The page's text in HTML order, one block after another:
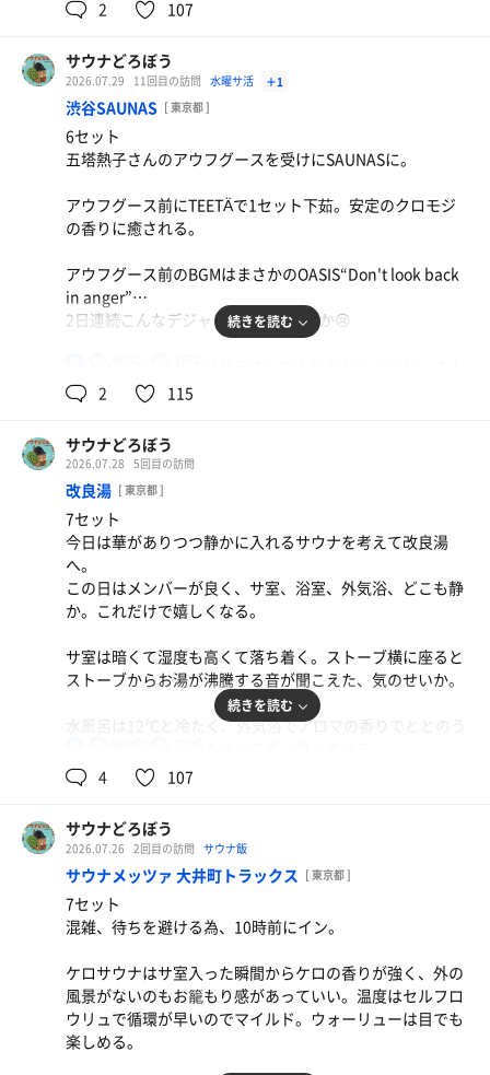
菜餡がジューシー。
ジャンボ餃子
麦茶
ロウリュの説明責任の口上ロングバージョンや、苦しみ、
に終了。
イベント後、スタッフの方が水風呂に板氷投入という心憎
い計らいも素敵だった。
またサンフラワーでパネッパ受けたい。
夜は記憶を失うように爆睡し、朝は目覚めで2セット。清
アジなんだと思う。
2 107
サウナどろぼう
2026.07.29 11回目の訪問 水曜サ活 ＋1
渋谷SAUNAS [ 東京都 ]
6セット
五塔熱子さんのアウフグースを受けにSAUNASに。
アウフグース前にTEETÄで1セット下茹。安定のクロモジ
の香りに癒される。
アウフグース前のBGMはまさかのOASIS“Don't look back
in anger”…
2日連続こんなデジャブあるんだろうか😢
も首を傾げるほどスムーズにいかない場面もあった。
としか言いようがない。直に当たる感じのしない背中まで
包み込む柔らかい風は安定そのものだった。おかわり熱
波、水風呂後の長いクールスイングも受けられ今日の目的
は大満足で達成したようなもの。
でもせっかくきたのでKELO、VIHTA、HARMAAと全ての
サ室を回り、KELOをおかわりして終了。
良いサウナだった。
続きを読む
2 115
サウナどろぼう
2026.07.28 5回目の訪問
改良湯 [ 東京都 ]
7セット
今日は華がありつつ静かに入れるサウナを考えて改良湯
へ。
この日はメンバーが良く、サ室、浴室、外気浴、どこも静
か。これだけで嬉しくなる。
サ室は暗くて湿度も高くて落ち着く。ストーブ横に座ると
ストーブからお湯が沸騰する音が聞こえた、気のせいか。
水風呂は12℃と冷たく、外気浴でアロマの香りでととのう
ゲリラロウリュは2回受けられ、2回目の曲はOASIS
の“don't look back in anger”“champagne supernova”
イントロ聴いた時、まさかこんな場所で聴くなんて思って
も見なかったので涙が出そうになる。その後心の中でシン
ガロングスタイルでノスタルジックに蒸される。
予想外の展開だったが良いサウナだった。
続きを読む
4 107
サウナどろぼう
2026.07.26 2回目の訪問 サウナ飯
サウナメッツァ 大井町トラックス [ 東京都 ]
7セット
混雑、待ちを避ける為、10時前にイン。
ケロサウナはサ室入った瞬間からケロの香りが強く、外の
風景がないのもお籠もり感があっていい。温度はセルフロ
ウリュで循環が早いのでマイルド。ウォーリューは目でも
楽しめる。